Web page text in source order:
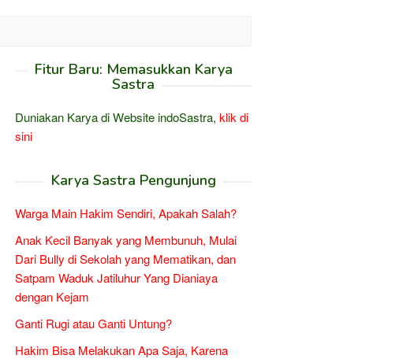
Fitur Baru: Memasukkan Karya
Sastra
Duniakan Karya di Website indoSastra, klik di
sini
Karya Sastra Pengunjung
Warga Main Hakim Sendiri, Apakah Salah?
Anak Kecil Banyak yang Membunuh, Mulai
Dari Bully di Sekolah yang Mematikan, dan
Satpam Waduk Jatiluhur Yang Dianiaya
dengan Kejam
Ganti Rugi atau Ganti Untung?
Hakim Bisa Melakukan Apa Saja, Karena